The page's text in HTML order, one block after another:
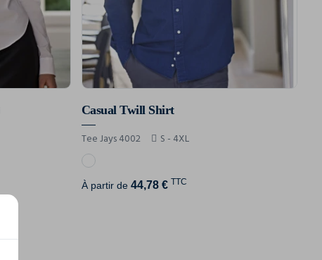
Casual Twill Shirt
Tee Jays 4002 S - 4XL
À partir de 44,78 € TTC